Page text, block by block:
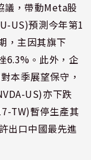
議，帶動Meta股
US)預測今年第1
，主因其旗下
6.3%。此外，企
本季展望保守，
US)亦下跌
TW)暫停生產其
出口中國最先進